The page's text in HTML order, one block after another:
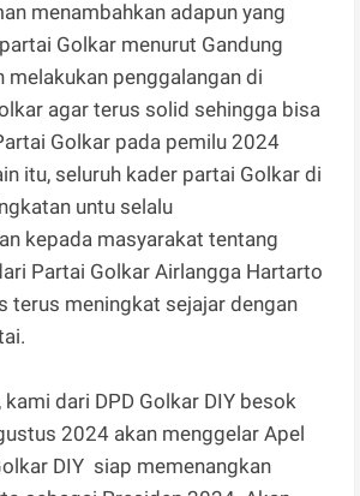
menambahkan adapun yang
Golkar menurut Gandung
melakukan penggalangan di
agar terus solid sehingga bisa
Golkar pada pemilu 2024
itu, seluruh kader partai Golkar di
untu selalu
kepada masyarakat tentang
Partai Golkar Airlangga Hartarto
terus meningkat sejajar dengan
kami dari DPD Golkar DIY besok
2024 akan menggelar Apel
DIY siap memenangkan